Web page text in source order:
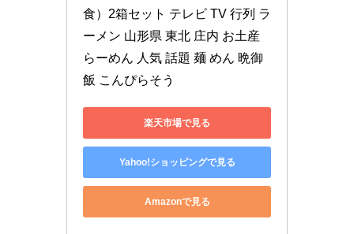
食）2箱セット テレビ TV 行列 ラ
ーメン 山形県 東北 庄内 お土産
らーめん 人気 話題 麺 めん 晩御
飯 こんぴらそう
楽天市場で見る
Yahoo!ショッピングで見る
Amazonで見る